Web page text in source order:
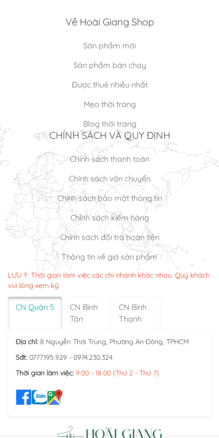
Về Hoài Giang Shop
Sản phẩm mới
Sản phẩm bán chạy
Được thuê nhiều nhất
Mẹo thời trang
Blog thời trang
CHÍNH SÁCH VÀ QUY ĐỊNH
Chính sách thanh toán
Chính sách vận chuyển
Chính sách bảo mật thông tin
Chính sách kiểm hàng
Chính sách đổi trả hoàn tiền
Thông tin về giá sản phẩm
LƯU Ý: Thời gian làm việc các chi nhánh khác nhau. Quý khách
vui lòng xem kỹ
CN Quận 5
CN Bình
Tân
CN Bình
Thạnh
Địa chỉ: 8 Nguyễn Thời Trung, Phường An Đông, TPHCM
Sđt: 0777.195.929 - 0974.230.324
Thời gian làm việc: 9:00 - 18:00 (Thứ 2 - Thứ 7)